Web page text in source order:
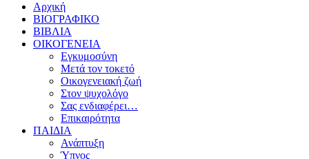
Αρχική
ΒΙΟΓΡΑΦΙΚΟ
ΒΙΒΛΙΑ
ΟΙΚΟΓΕΝΕΙΑ
Εγκυμοσύνη
Μετά τον τοκετό
Οικογενειακή ζωή
Στον ψυχολόγο
Σας ενδιαφέρει…
Επικαιρότητα
ΠΑΙΔΙΑ
Ανάπτυξη
Ύπνος